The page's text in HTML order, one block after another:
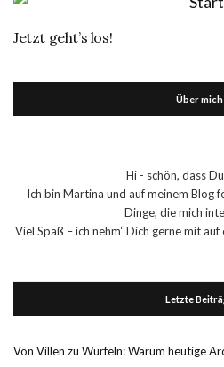
Jetzt geht’s los!
Über mich
Hi - schön, dass
Ich bin Martina und auf meinem Blog
Dinge, die mich
Viel Spaß – ich nehm‘ Dich gerne mit
Letzte
Von Villen zu Würfeln: Warum heutige